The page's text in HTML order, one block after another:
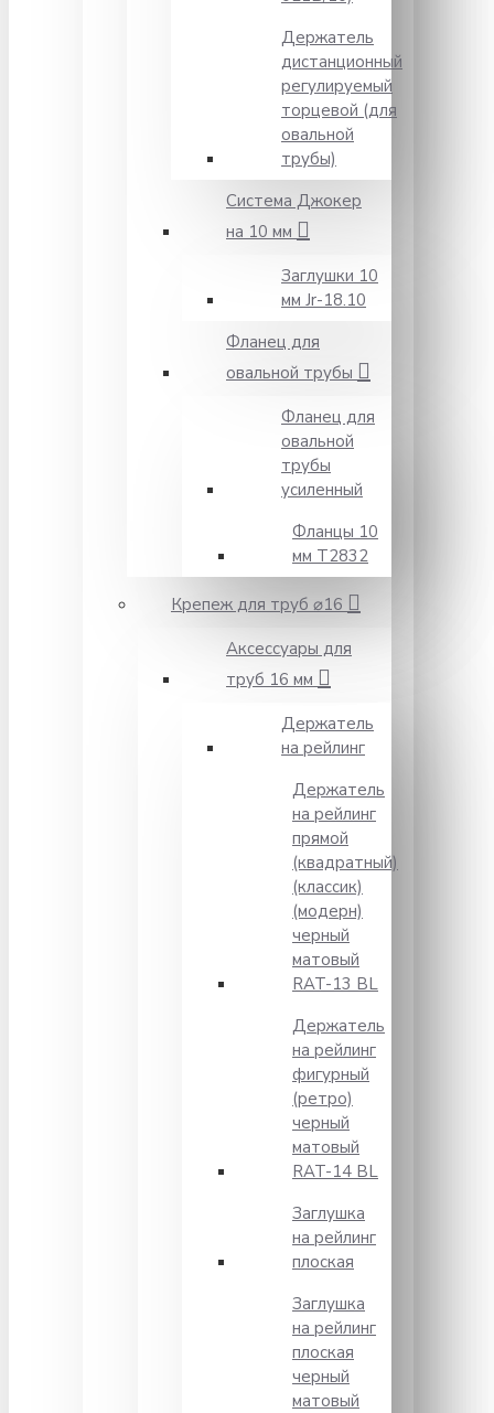
Держатель
дистанционный
регулируемый
торцевой (для
овальной
трубы)
Система Джокер
на 10 мм
Заглушки 10
мм Jr-18.10
Фланец для
овальной трубы
Фланец для
овальной
трубы
усиленный
Фланцы 10
мм Т2832
Крепеж для труб ⌀16
Аксессуары для
труб 16 мм
Держатель
на рейлинг
Держатель
на рейлинг
прямой
(квадратный)
(классик)
(модерн)
черный
матовый
RAT-13 BL
Держатель
на рейлинг
фигурный
(ретро)
черный
матовый
RAT-14 BL
Заглушка
на рейлинг
плоская
Заглушка
на рейлинг
плоская
черный
матовый